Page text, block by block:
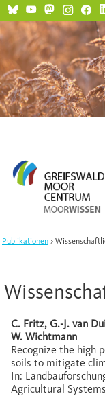
Publikationen
C. Fritz, G.-J. van
W. Wichtmann
Recognize the high
soils to mitigate
In:
Agricultural Systems